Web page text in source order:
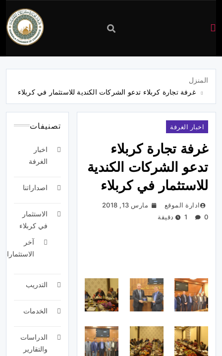
غرفة
كربلاء
المنزل
غرفة تجارة كربلاء تدعو الشركات الكندية للاستثمار في كربلاء
اخبار الغرفة
غرفة تجارة كربلاء
تدعو الشركات الكندية
للاستثمار في كربلاء
ادارة الموقع
مارس 13, 2018
0
1 دقيقة
تصنيفات
اخبار
الغرفة
اصداراتنا
الاستثمار
في كربلاء
آخر
الاستثمارات
التدريب
الخدمات
الدراسات
والتقارير